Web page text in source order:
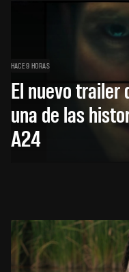
HACE 9 HORAS
El nuevo trailer
una de las
A24